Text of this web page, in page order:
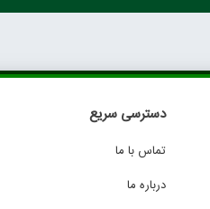
دسترسی سریع
تماس با ما
درباره ما